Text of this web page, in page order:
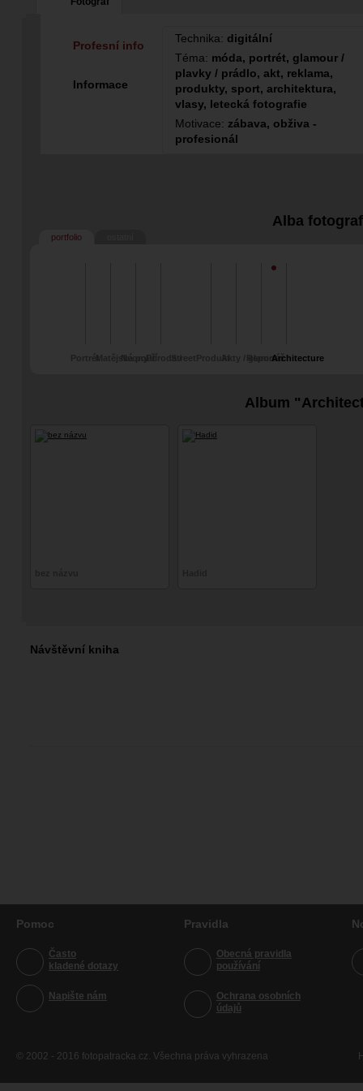
Technika: digitální
Téma: móda, portrét, glamour /
plavky / prádlo, akt, reklama,
produkty, sport, architektura,
vlasy, letecká fotografie
Motivace: zábava, obživa -
profesionál
Profesní info
Informace
Alba
portfolio
Akty / glamour
ReportážArchitecture
Album
Návštěvní kniha
Pomoc
Často
kladené dotazy
Napište nám
Pravidla
Obecná pravidla
používání
Ochrana osobních
údajů
© 2002 - 2016 fotopatracka.cz. Všechna práva vyhrazena